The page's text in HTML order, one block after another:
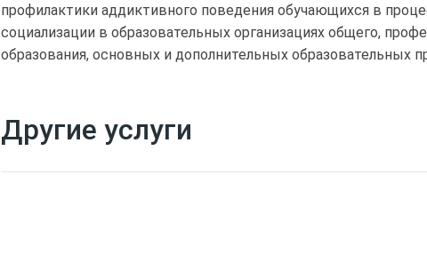
профилактики аддиктивного поведения обучающихся в
социализации в образовательных организациях общего,
образования, основных и дополнительных образовательных
Другие услуги